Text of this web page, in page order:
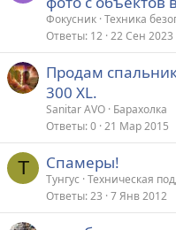
Фокусник Техника
Ответы 12 22 Сен 2023
Продам
300 XL.
Sanitar AVO Барахолка
Ответы 0 21 Мар 2015
Т Спамеры!
Тунгус Техническая
Ответы 23 7 Янв 2012